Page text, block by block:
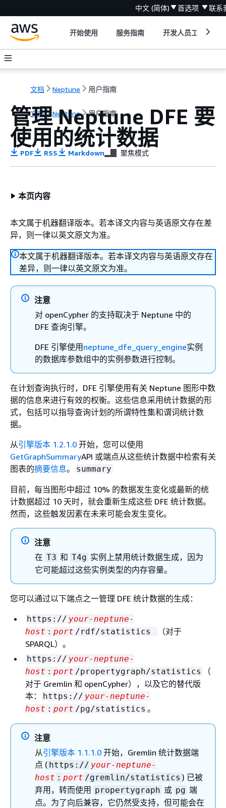
中文 (简体) 首选项 联系
开始使用 服务指南 开发人员工具
文档 Neptune 用户指南
文档 Neptune 用户指南
管理 Neptune DFE 要
使用的统计数据
PDF RSS Markdown 聚焦模式
本页内容
本文属于机器翻译版本。若本译文内容与英语原文存在差
异，则一律以英文原文为准。
本文属于机器翻译版本。若本译文内容与英语原文存在
差异，则一律以英文原文为准。
注意
对 openCypher 的支持取决于 Neptune 中的
DFE 查询引擎。
DFE 引擎使用 neptune_dfe_query_engine实例
的数据库参数组中的实例参数进行控制。
在计划查询执行时，DFE 引擎使用有关 Neptune 图形中数
据的信息来进行有效的权衡。这些信息采用统计数据的形
式，包括可以指导查询计划的所谓特性集和谓词统计数
据。
从引擎版本 1.2.1.0 开始，您可以使用
GetGraphSummaryAPI 或端点从这些统计数据中检索有关
图表的摘要信息。 summary
目前，每当图形中超过 10% 的数据发生变化或最新的统
计数据超过 10 天时，就会重新生成这些 DFE 统计数据。
然而，这些触发因素在未来可能会发生变化。
注意
在 T3 和 T4g 实例上禁用统计数据生成，因为
它可能超过这些实例类型的内存容量。
您可以通过以下端点之一管理 DFE 统计数据的生成：
https:// your-neptune-
host : port /rdf/statistics
（对于
SPARQL）。
https:// your-neptune-
host : port /propertygraph/statistics
（
对于 Gremlin 和 openCypher），以及它的替代版
本：
https:// your-neptune-
host : port /pg/statistics 。
注意
从引擎版本 1.1.1.0 开始，Gremlin 统计数据端
点 ( https:// your-neptune-
host : port /gremlin/statistics ) 已被
弃用，转而使用 propertygraph 或 pg 端
点。为了向后兼容，它仍然受支持，但可能会在